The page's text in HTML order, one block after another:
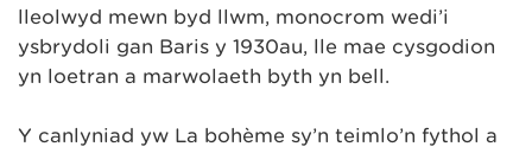
lleolwyd mewn byd llwm, monocrom wedi’i
ysbrydoli gan Baris y 1930au, lle mae cysgodion
yn loetran a marwolaeth byth yn bell.
Y canlyniad yw La bohème sy’n teimlo’n fythol a